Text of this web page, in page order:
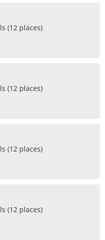
(12 places)
(12 places)
(12 places)
(12 places)